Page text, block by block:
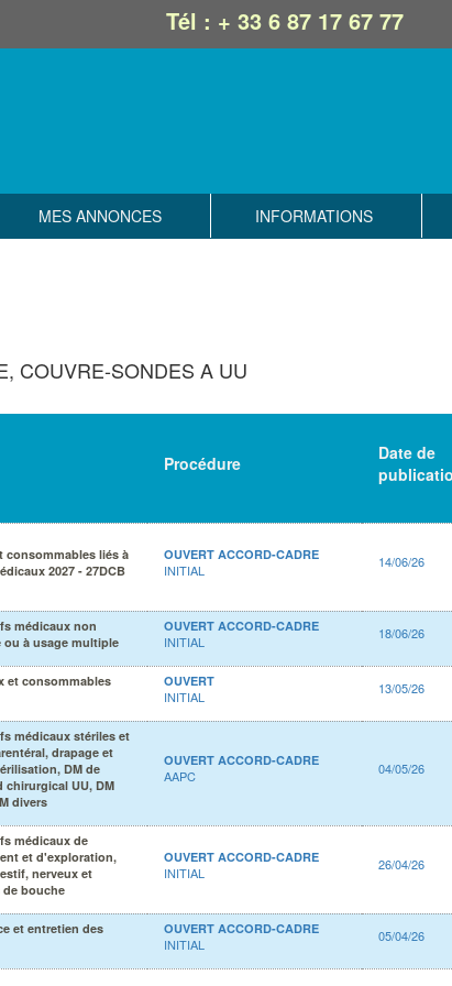
Tél : + 33 6 87 17 67 77
MES ANNONCES INFORMATIONS
COUVRE-SONDES A UU
Procédure
Date de
consommables liés à
2027 - 27DCB
OUVERT ACCORD-CADRE
INITIAL 14/06/26
médicaux non
ou à usage multiple
OUVERT ACCORD-CADRE
INITIAL 18/06/26
et consommables
OUVERT
INITIAL 13/05/26
médicaux stériles et
drapage et
DM de
chirurgical UU, DM
divers
OUVERT ACCORD-CADRE
AAPC 04/05/26
médicaux de
et d'exploration,
nerveux et
bouche
OUVERT ACCORD-CADRE
INITIAL 26/04/26
et entretien des
OUVERT ACCORD-CADRE
INITIAL 05/04/26